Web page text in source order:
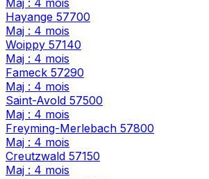
Hayange 57700
Maj : 4 mois
Woippy 57140
Maj : 4 mois
Fameck 57290
Maj : 4 mois
Saint-Avold 57500
Maj : 4 mois
Freyming-Merlebach 57800
Maj : 4 mois
Creutzwald 57150
Maj : 4 mois